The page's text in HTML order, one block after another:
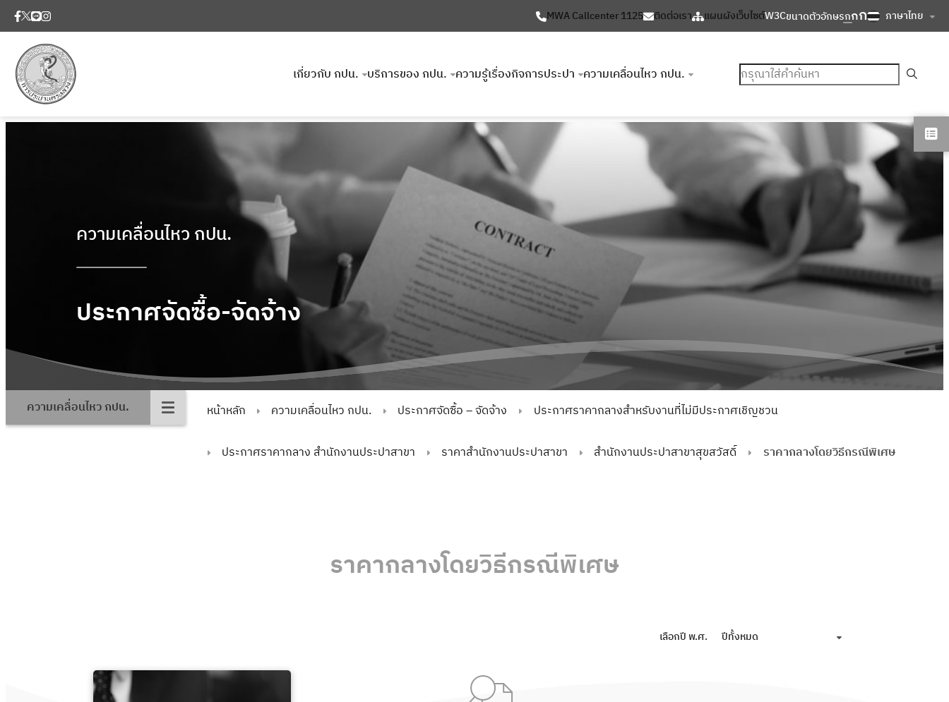
MWA Callcenter 1125 ติดต่อเรา แผนผังเว็บไซต์W3Cขนาดตัวอักษรกกก ภาษาไทย
เกี่ยวกับ กปน. บริการของ กปน. ความรู้เรื่องกิจการประปา ความเคลื่อนไหว กปน. ค้นหา
ความเคลื่อนไหว กปน.
ประกาศจัดซื้อ-จัดจ้าง
ความเคลื่อนไหว กปน. หน้าหลัก ความเคลื่อนไหว กปน. ประกาศจัดซื้อ – จัดจ้าง ประกาศราคากลางสำหรับงานที่ไม่มีประกาศเชิญชวน
ประกาศราคากลาง สำนักงานประปาสาขา ราคาสำนักงานประปาสาขา สำนักงานประปาสาขาสุขสวัสดิ์ ราคากลางโดยวิธีกรณีพิเศษ
ราคากลางโดยวิธีกรณีพิเศษ
เลือกปี พ.ศ. ปีทั้งหมด